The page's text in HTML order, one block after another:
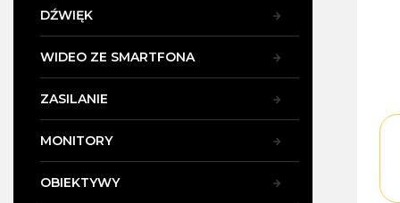
DŹWIĘK
WIDEO ZE SMARTFONA
ZASILANIE
MONITORY
OBIEKTYWY